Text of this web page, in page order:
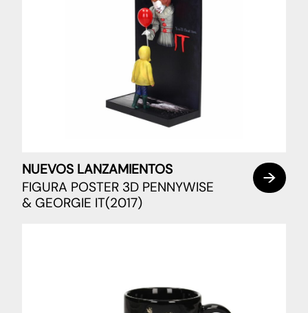
NUEVOS LANZAMIENTOS
FIGURA POSTER 3D PENNYWISE
& GEORGIE IT(2017)